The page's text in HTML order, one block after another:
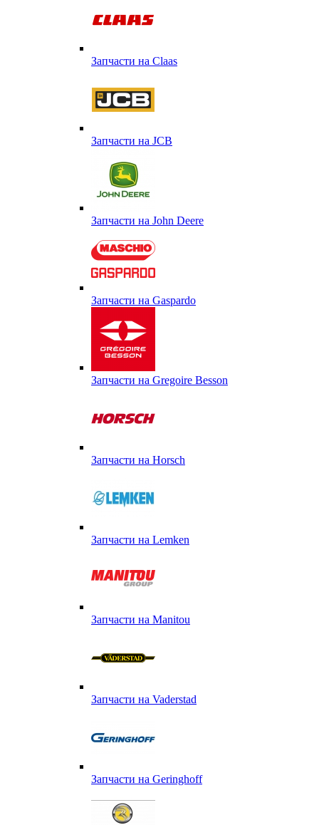
Запчасти на Сlaas
Запчасти на JCB
Запчасти на John Deere
Запчасти на Gaspardo
Запчасти на Gregoire Besson
Запчасти на Horsch
Запчасти на Lemken
Запчасти на Manitou
Запчасти на Vaderstad
Запчасти на Geringhoff